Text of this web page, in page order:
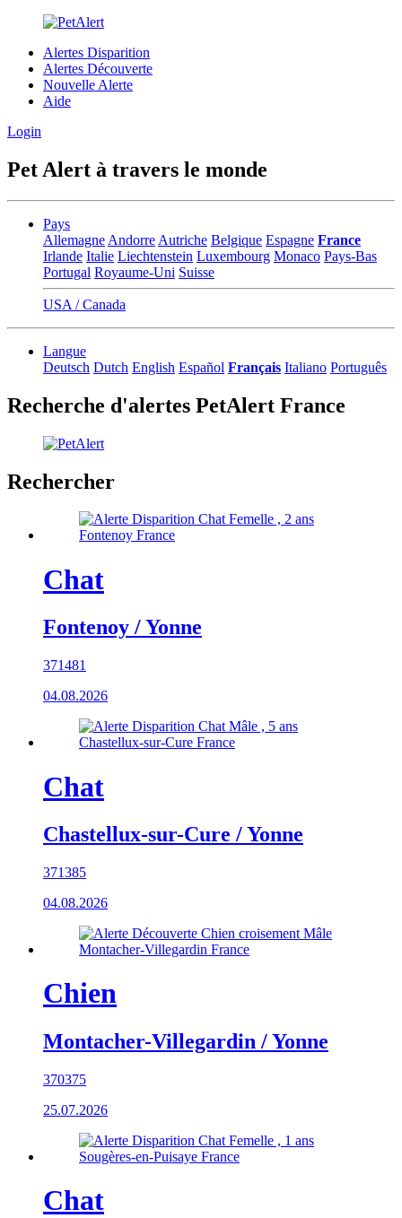
Alertes Disparition
Alertes Découverte
Nouvelle Alerte
Aide
Login
Pet Alert à travers le monde
Pays
Allemagne Andorre Autriche Belgique Espagne France
Irlande Italie Liechtenstein Luxembourg Monaco Pays-Bas
Portugal Royaume-Uni Suisse
USA / Canada
Langue
Deutsch Dutch English Español Français Italiano Português
Recherche d'alertes PetAlert France
Rechercher
Chat
Fontenoy / Yonne
371481
04.08.2026
Chat
Chastellux-sur-Cure / Yonne
371385
04.08.2026
Chien
Montacher-Villegardin / Yonne
370375
25.07.2026
Chat